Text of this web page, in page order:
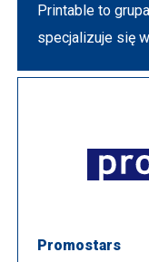
Printable to
specjalizuje się
Promostars